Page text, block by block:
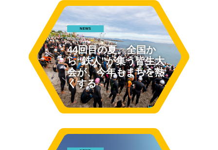
NEWS
2026.07.05
44回目の夏。全国か
ら“鉄人”が集う皆生大
会が、今年もまちを熱
くする